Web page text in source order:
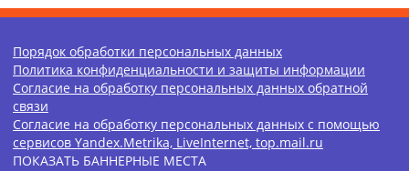
Порядок обработки персональных данных
Политика конфиденциальности и защиты информации
Согласие на обработку персональных данных обратной
связи
Согласие на обработку персональных данных с помощью
сервисов Yandex.Metrika, LiveInternet, top.mail.ru
ПОКАЗАТЬ БАННЕРНЫЕ МЕСТА